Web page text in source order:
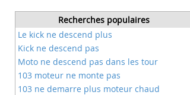
Recherches populaires
Le kick ne descend plus
Kick ne descend pas
Moto ne descend pas dans les tour
103 moteur ne monte pas
103 ne demarre plus moteur chaud